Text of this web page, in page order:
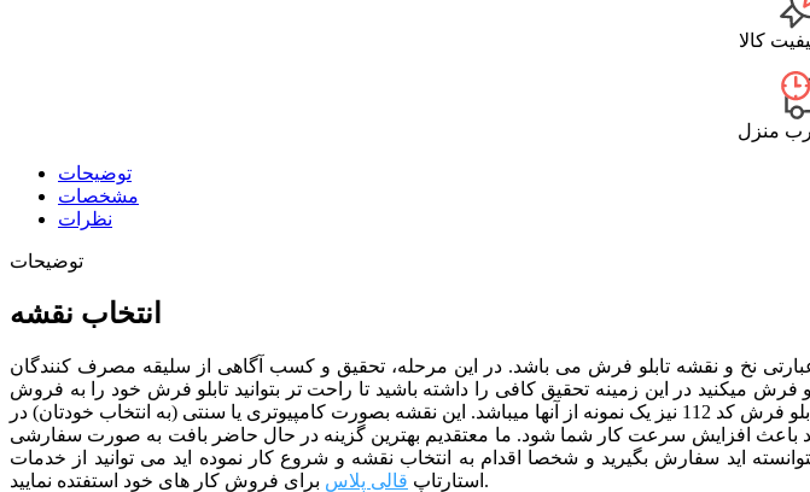
کالا
منزل
توضیحات
مشخصات
نظرات
توضیحات
انتخاب نقشه
عبارتی نخ و نقشه تابلو فرش می باشد. در این مرحله، تحقیق و کسب آگاهی از سلیقه مصرف کنندگان
میکنید در این زمینه تحقیق کافی را داشته باشید تا راحت تر بتوانید تابلو فرش خود را به فروش
برسانید. البته ما سعی کرده ایم زیباترین و پرفروش ترین نقشه ها را در اختیار شما قرار دهیم که نقشه تابلو فرش کد 112 نیز یک نمونه از آنها میباشد. این نقشه بصورت کامپیوتری یا سنتی (به انتخاب خودتان) در
باعث افزایش سرعت کار شما شود. ما معتقدیم بهترین گزینه در حال حاضر بافت به صورت سفارشی
اید سفارش بگیرید و شخصا اقدام به انتخاب نقشه و شروع کار نموده اید می توانید از خدمات
استارتاپ قالی پلاس برای فروش کار های خود استفتده نمایید.